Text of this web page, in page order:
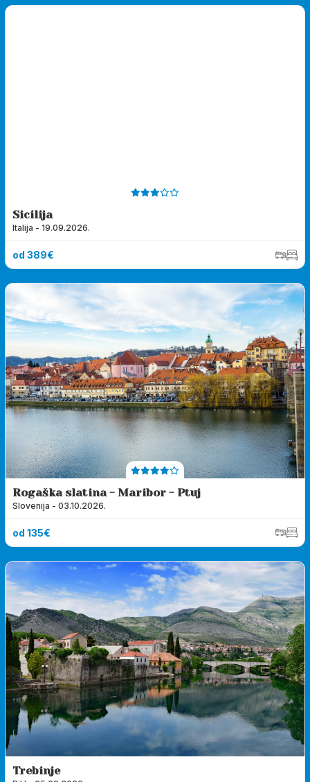
Sicilija
Italija - 19.09.2026.
od 389€
Rogaška slatina - Maribor - Ptuj
Slovenija - 03.10.2026.
od 135€
Trebinje